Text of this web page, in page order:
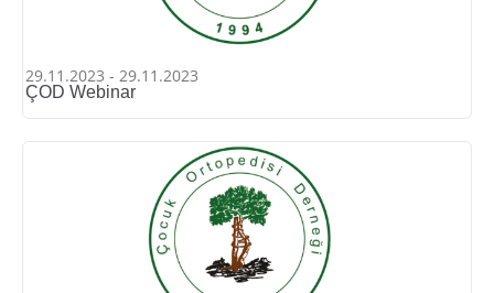
29.11.2023 - 29.11.2023
ÇOD Webinar